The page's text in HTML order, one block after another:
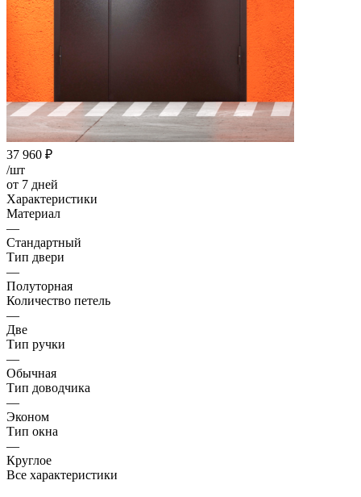
37 960 ₽
/шт
от 7 дней
Характеристики
Материал
—
Стандартный
Тип двери
—
Полуторная
Количество петель
—
Две
Тип ручки
—
Обычная
Тип доводчика
—
Эконом
Тип окна
—
Круглое
Все характеристики